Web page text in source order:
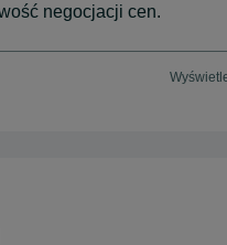
negocjacji cen.